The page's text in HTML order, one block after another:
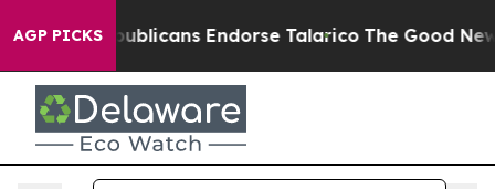
AGP PICKSRepublicans Endorse Talarico The Good News